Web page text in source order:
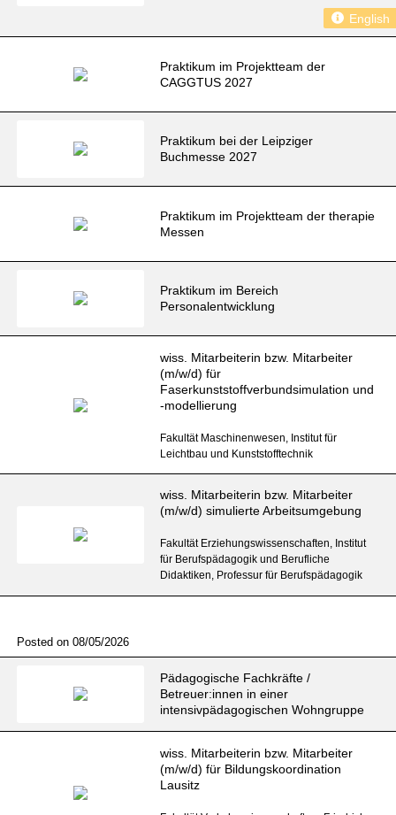
English
Praktikum im Projektteam der
CAGGTUS 2027
Praktikum bei der Leipziger
Buchmesse 2027
Praktikum im Projektteam der therapie
Messen
Praktikum im Bereich
Personalentwicklung
wiss. Mitarbeiterin bzw. Mitarbeiter
(m/w/d) für
Faserkunststoffverbundsimulation und
-modellierung
Fakultät Maschinenwesen, Institut für
Leichtbau und Kunststofftechnik
wiss. Mitarbeiterin bzw. Mitarbeiter
(m/w/d) simulierte Arbeitsumgebung
Fakultät Erziehungswissenschaften, Institut
für Berufspädagogik und Berufliche
Didaktiken, Professur für Berufspädagogik
Posted on 08/05/2026
Pädagogische Fachkräfte /
Betreuer:innen in einer
intensivpädagogischen Wohngruppe
wiss. Mitarbeiterin bzw. Mitarbeiter
(m/w/d) für Bildungskoordination
Lausitz